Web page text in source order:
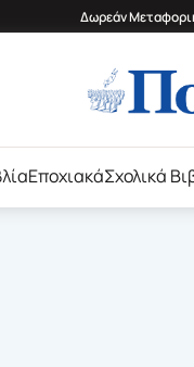
Δωρεάν
ΕποχιακάΣχολικά